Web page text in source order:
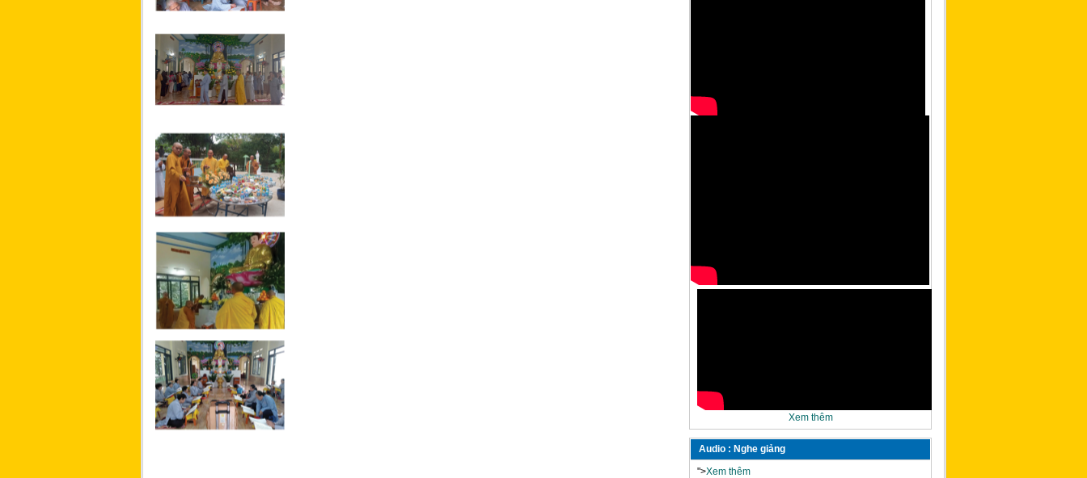
Xem thêm
Audio : Nghe giảng
">Xem thêm